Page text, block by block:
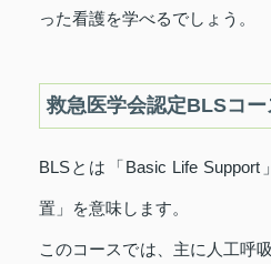
った看護を学べるでしょう。
救急医学会認定BLSコー
BLSとは「Basic Life
置」を意味します。
このコースでは、主に人工呼